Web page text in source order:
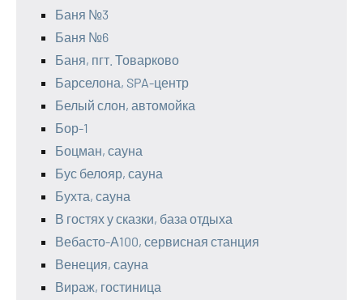
Баня №3
Баня №6
Баня, пгт. Товарково
Барселона, SPA-центр
Белый слон, автомойка
Бор-1
Боцман, сауна
Бус белояр, сауна
Бухта, сауна
В гостях у сказки, база отдыха
Вебасто-А100, сервисная станция
Венеция, сауна
Вираж, гостиница